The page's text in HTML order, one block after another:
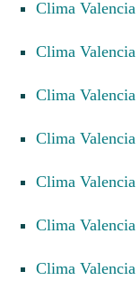
Clima
Clima
Clima
Clima
Clima
Clima
Clima